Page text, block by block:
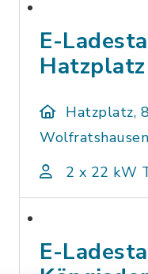
E-
Hatzplatz
Hatzplatz,
Wolfratshausen
2 x 22 kW
E-